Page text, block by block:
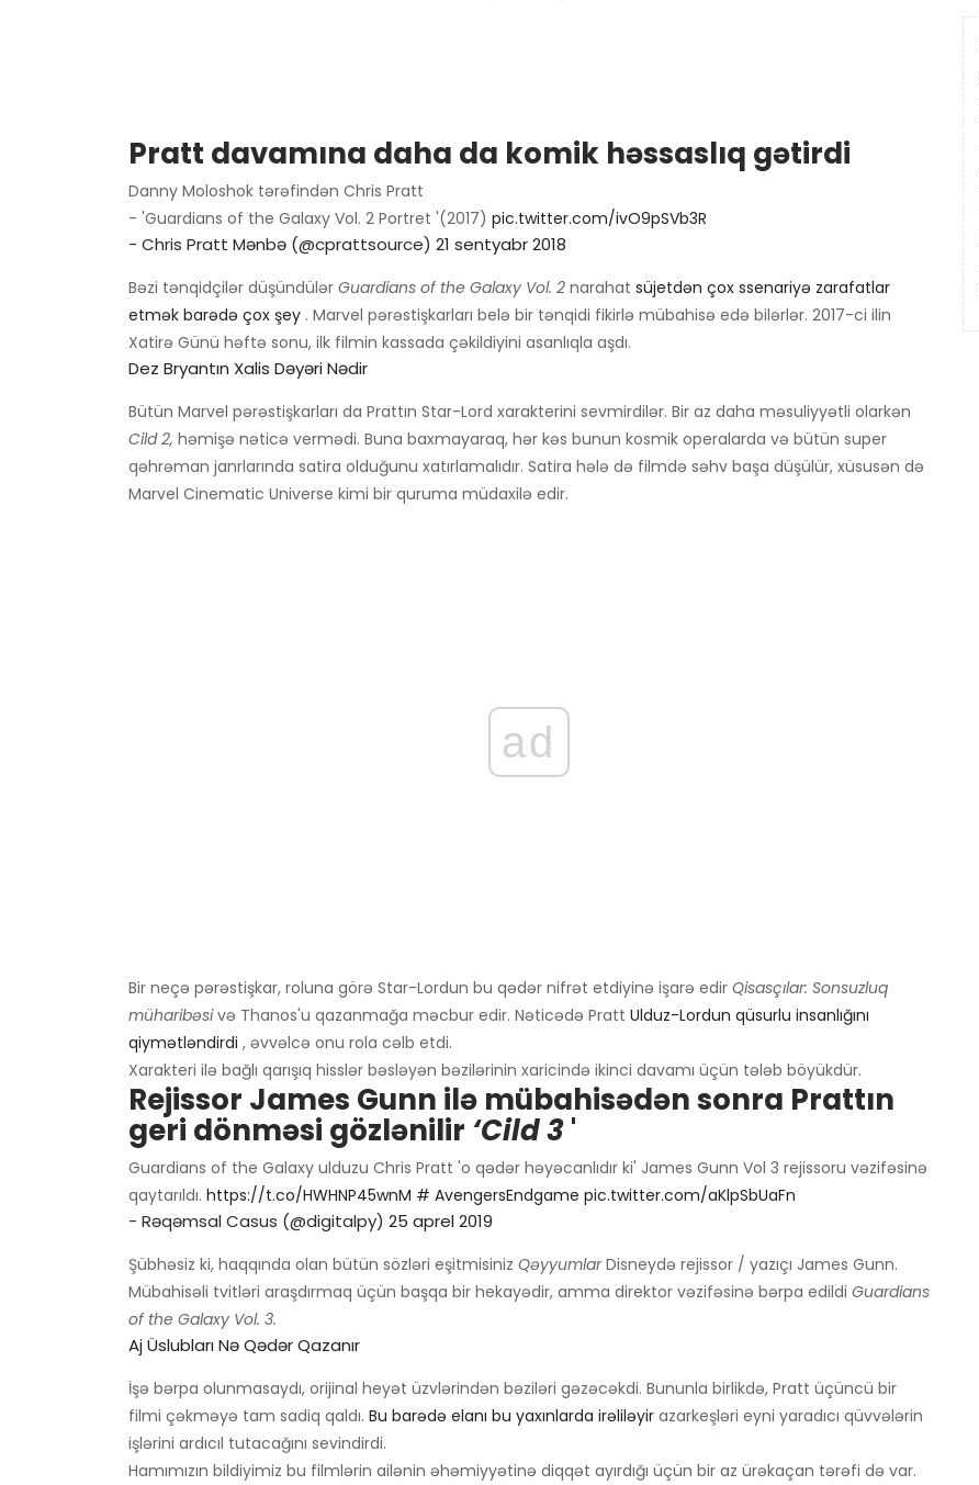
Pratt davamına daha da komik həssaslıq gətirdi
Danny Moloshok tərəfindən Chris Pratt
- 'Guardians of the Galaxy Vol. 2 Portret '(2017) pic.twitter.com/ivO9pSVb3R
- Chris Pratt Mənbə (@cprattsource) 21 sentyabr 2018
Bəzi tənqidçilər düşündülər Guardians of the Galaxy Vol. 2 narahat süjetdən çox ssenariyə zarafatlar
etmək barədə çox şey . Marvel pərəstişkarları belə bir tənqidi fikirlə mübahisə edə bilərlər. 2017-ci ilin
Xatirə Günü həftə sonu, ilk filmin kassada çəkildiyini asanlıqla aşdı.
Dez Bryantın Xalis Dəyəri Nədir
Bütün Marvel pərəstişkarları da Prattın Star-Lord xarakterini sevmirdilər. Bir az daha məsuliyyətli olarkən
Cild 2, həmişə nəticə vermədi. Buna baxmayaraq, hər kəs bunun kosmik operalarda və bütün super
qəhrəman janrlarında satira olduğunu xatırlamalıdır. Satira hələ də filmdə səhv başa düşülür, xüsusən də
Marvel Cinematic Universe kimi bir quruma müdaxilə edir.
ad
Bir neçə pərəstişkar, roluna görə Star-Lordun bu qədər nifrət etdiyinə işarə edir Qisasçılar: Sonsuzluq
müharibəsivə Thanos'u qazanmağa məcbur edir. Nəticədə Pratt Ulduz-Lordun qüsurlu insanlığını
qiymətləndirdi , əvvəlcə onu rola cəlb etdi.
Xarakteri ilə bağlı qarışıq hisslər bəsləyən bəzilərinin xaricində ikinci davamı üçün tələb böyükdür.
Rejissor James Gunn ilə mübahisədən sonra Prattın
geri dönməsi gözlənilir ‘Cild 3'
Guardians of the Galaxy ulduzu Chris Pratt 'o qədər həyəcanlıdır ki' James Gunn Vol 3 rejissoru vəzifəsinə
qaytarıldı. https://t.co/HWHNP45wnM # AvengersEndgame pic.twitter.com/aKlpSbUaFn
- Rəqəmsal Casus (@digitalpy) 25 aprel 2019
Şübhəsiz ki, haqqında olan bütün sözləri eşitmisiniz QəyyumlarDisneydə rejissor / yazıçı James Gunn.
Mübahisəli tvitləri araşdırmaq üçün başqa bir hekayədir, amma direktor vəzifəsinə bərpa edildi Guardians
of the Galaxy Vol. 3.
Aj Üslubları Nə Qədər Qazanır
İşə bərpa olunmasaydı, orijinal heyət üzvlərindən bəziləri gəzəcəkdi. Bununla birlikdə, Pratt üçüncü bir
filmi çəkməyə tam sadiq qaldı. Bu barədə elanı bu yaxınlarda irəliləyir azarkeşləri eyni yaradıcı qüvvələrin
işlərini ardıcıl tutacağını sevindirdi.
Hamımızın bildiyimiz bu filmlərin ailənin əhəmiyyətinə diqqət ayırdığı üçün bir az ürəkaçan tərəfi də var.